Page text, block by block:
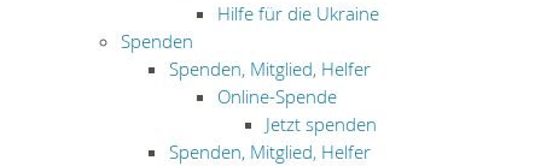
Hilfe für die Ukraine
Spenden
Spenden, Mitglied, Helfer
Online-Spende
Jetzt spenden
Spenden, Mitglied, Helfer